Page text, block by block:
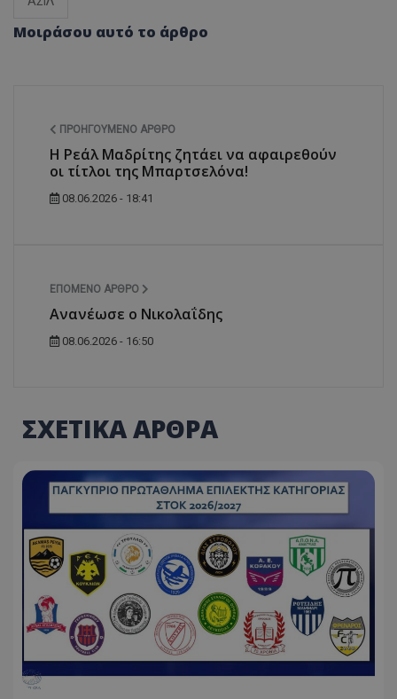
Μοιράσου αυτό το άρθρο
ΠΡΟΗΓΟΎΜΕΝΟ ΆΡΘΡΟ
Η Ρεάλ Μαδρίτης ζητάει να αφαιρεθούν
οι τίτλοι της Μπαρτσελόνα!
08.06.2026 - 18:41
ΕΠΌΜΕΝΟ ΆΡΘΡΟ
Ανανέωσε ο Νικολαΐδης
08.06.2026 - 16:50
ΣΧΕΤΙΚΑ ΑΡΘΡΑ